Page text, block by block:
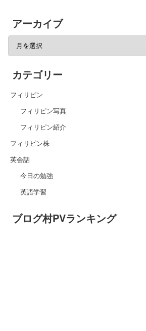
アーカイブ
カテゴリー
フィリピン
フィリピン写真
フィリピン紹介
フィリピン株
英会話
今日の勉強
英語学習
ブログ村PVランキング